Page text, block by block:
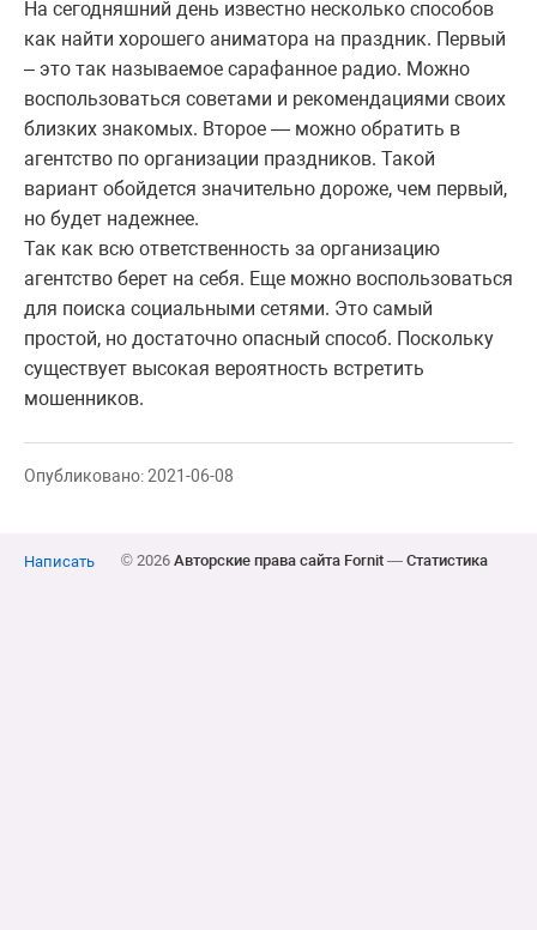
На сегодняшний день известно несколько способов
как найти хорошего аниматора на праздник. Первый
– это так называемое сарафанное радио. Можно
воспользоваться советами и рекомендациями своих
близких знакомых. Второе — можно обратить в
агентство по организации праздников. Такой
вариант обойдется значительно дороже, чем первый,
но будет надежнее.
Так как всю ответственность за организацию
агентство берет на себя. Еще можно воспользоваться
для поиска социальными сетями. Это самый
простой, но достаточно опасный способ. Поскольку
существует высокая вероятность встретить
мошенников.
Опубликовано: 2021-06-08
Написать © 2026 Авторские права сайта Fornit— Статистика